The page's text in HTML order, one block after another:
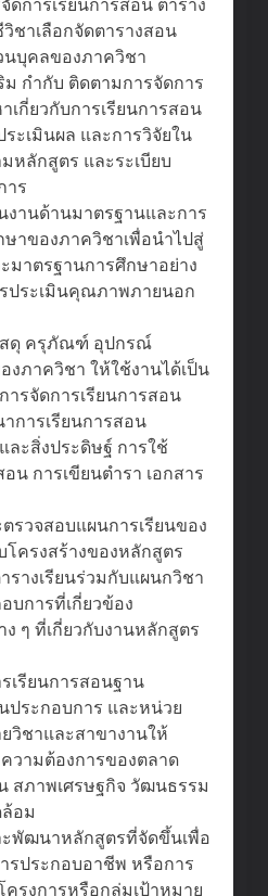
ดการเรียนการสอน ตาราง
ชาเลือกจัดตารางสอน
นบุคลของภาควิชา
กำกับ ติดตามการจัดการ
เกี่ยวกับการเรียนการสอน
ะเมินผล และการวิจัยใน
หลักสูตร และระเบียบ
าร
งานด้านมาตรฐานและการ
าของภาควิชาเพื่อนำไปสู่
าตรฐานการศึกษาอย่าง
ประเมินคุณภาพภายนอก
สดุ ครุภัณฑ์ อุปกรณ์
งภาควิชา ให้ใช้งานได้เป็น
รจัดการเรียนการสอน
การเรียนการสอน
ละสิ่งประดิษฐ์ การใช้
น การเขียนตำรา เอกสาร
รวจสอบแผนการเรียนของ
ครงสร้างของหลักสูตร
รางเรียนร่วมกับแผนกวิชา
บการที่เกี่ยวข้อง
ๆ ที่เกี่ยวกับงานหลักสูตร
รียนการสอนฐาน
ประกอบการ และหน่วย
วิชาและสาขางานให้
วามต้องการของตลาด
สภาพเศรษฐกิจ วัฒนธรรม
อม
พัฒนาหลักสูตรที่จัดขึ้นเพื่อ
รประกอบอาชีพ หรือการ
รงการหรือกลุ่มเป้าหมาย